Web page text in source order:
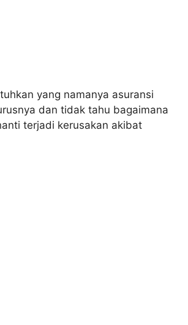
yang namanya asuransi
dan tidak tahu bagaimana
terjadi kerusakan akibat